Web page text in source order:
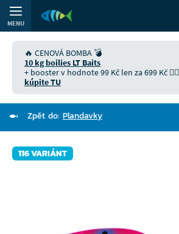
MENU
🔥 CENOVÁ BOMBA 💣
10 kg boilies LT Baits
+ booster v hodnote 99 Kč len za 699 Kč 👉🏻
kúpite TU
Zpět do: Plandavky
116 VARIÁNT